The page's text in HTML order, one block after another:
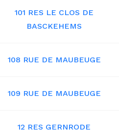
101 RES LE CLOS DE
BASCKEHEMS
108 RUE DE MAUBEUGE
109 RUE DE MAUBEUGE
12 RES GERNRODE